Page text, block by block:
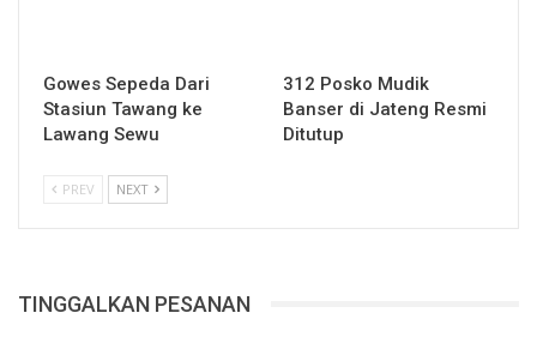
Gowes Sepeda Dari
Stasiun Tawang ke
Lawang Sewu
312 Posko Mudik
Banser di Jateng Resmi
Ditutup
PREV NEXT
TINGGALKAN PESANAN